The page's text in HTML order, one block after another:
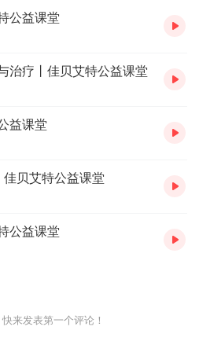
国家，覆盖欧洲、中国、越南、美
司负责，同样海普诺凯中东公司、
责相关国家的销售和服务，所有佳贝
公益课堂
治疗丨佳贝艾特公益课堂
益课堂
贝艾特公益课堂
公益课堂
来发表第一个评论！